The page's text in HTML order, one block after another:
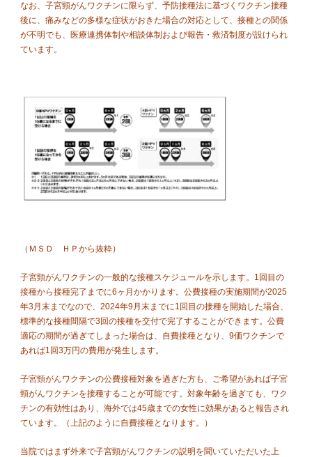
なお、子宮頸がんワクチンに限らず、予防接種法に基づくワクチン接種
後に、痛みなどの多様な症状がおきた場合の対応として、接種との関係
が不明でも、医療連携体制や相談体制および報告・救済制度が設けられ
ています。
（ＭＳＤ ＨＰから抜粋）
子宮頸がんワクチンの一般的な接種スケジュールを示します。1回目の
接種から接種完了までに6ヶ月かかります。公費接種の実施期間が2025
年3月末までなので、2024年9月末までに1回目の接種を開始した場合、
標準的な接種間隔で3回の接種を交付で完了することができます。公費
適応の期間が過ぎてしまった場合は、自費接種となり、9価ワクチンで
あれば1回3万円の費用が発生します。
子宮頸がんワクチンの公費接種対象を過ぎた方も、ご希望があれば子宮
頸がんワクチンを接種することが可能です。対象年齢を過ぎても、ワク
チンの有効性はあり、海外では45歳までの女性に効果があると報告され
ています。（上記のように自費接種となります。）
当院ではまず外来で子宮頸がんワクチンの説明を聞いていただいた上